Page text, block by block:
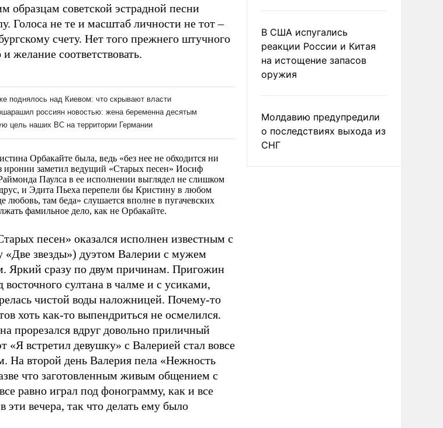
образцам советской эстрадной песни
Голоса не те и масштаб личности не тот –
счету. Нет того прежнего штучного
и желание соответствовать.
Орбакайте была, ведь «без нее не обходится ни
иронии заметил ведущий «Старых песен» Иосиф
Паулса в ее исполнении выглядел не слишком
и Эдита Пьеха перепели бы Кристину в любом
любовь, там беда» слушается вполне в пугачевских
фамильное дело, как не Орбакайте.
песен» оказался исполнен известным с
«Две звезды») дуэтом Валерии с мужем
сразу по двум причинам. Пригожин
султана в чалме и с усиками,
чистой воды наложницей. Почему-то
хоть как-то выпендриться не осмелился.
прорезался вдруг довольно приличный
«Я встретил девушку» с Валерией стал вовсе
На второй день Валерия пела «Нежность
что заготовленным живым общением с
равно играл под фонограмму, как и все
эти вечера, так что делать ему было
В США испугались
реакции России и Китая
на истощение запасов
оружия
Молдавию предупредили
о последствиях выхода из
СНГ